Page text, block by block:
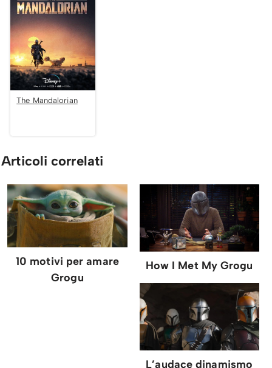
The Mandalorian
Articoli correlati
10 motivi per amare
Grogu
How I Met My Grogu
L’audace dinamismo